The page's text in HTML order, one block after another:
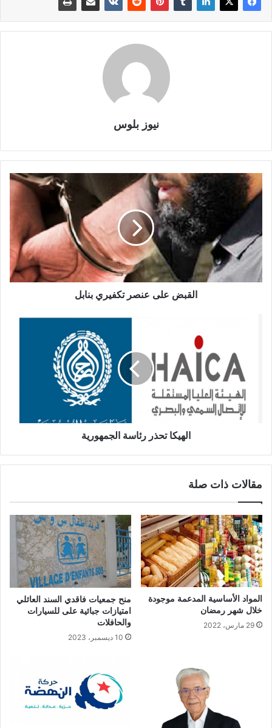
نيوز بلوس
القبض على عنصر تكفيري بنابل
الهيكا تحذر رئاسة الجمهورية
مقالات ذات صلة
المواد الأساسية المدعمة موجودة
خلال شهر رمضان
29 مارس، 2022
منح جمعيات فاقدي السند العائلي
امتيازات جبائية على للسيارات
والحافلات
10 ديسمبر، 2023